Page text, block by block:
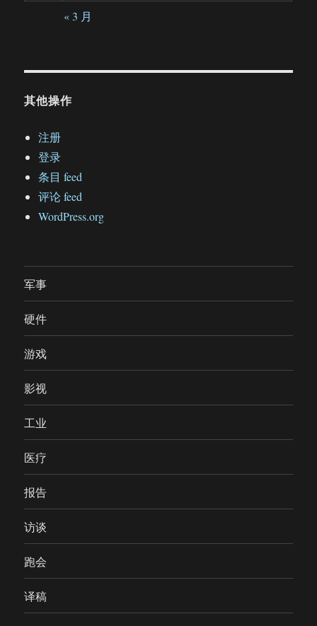
« 3 月
其他操作
注册
登录
条目 feed
评论 feed
WordPress.org
军事
硬件
游戏
影视
工业
医疗
报告
访谈
跑会
译稿